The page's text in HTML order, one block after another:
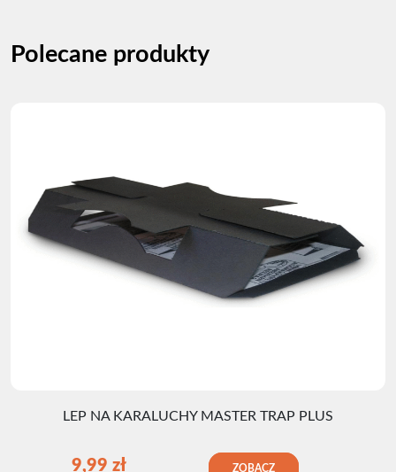
Polecane produkty
LEP NA KARALUCHY MASTER TRAP PLUS
9,99 zł ZOBACZ